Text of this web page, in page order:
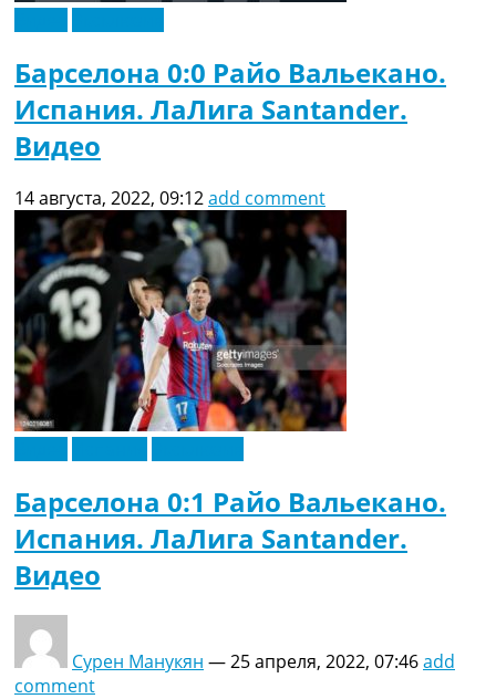
Барселона 0:0 Райо Вальекано.
Испания. ЛаЛига Santander.
Видео
14 августа, 2022, 09:12add comment
Барселона 0:1 Райо Вальекано.
Испания. ЛаЛига Santander.
Видео
Сурен Манукян —25 апреля, 2022, 07:46add
comment